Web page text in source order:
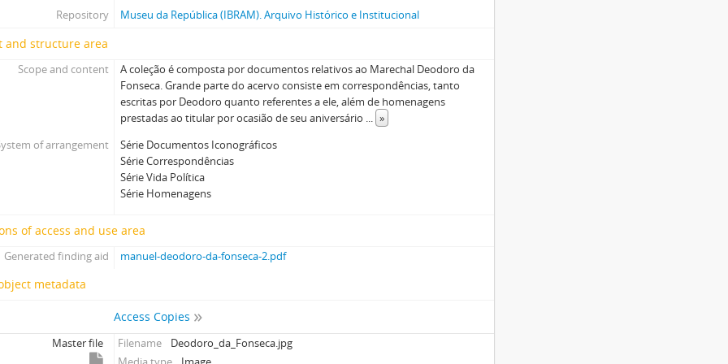
Repository
Museu da República (IBRAM). Arquivo Histórico e Institucional
and structure area
Scope and content
A coleção é composta por documentos relativos ao Marechal Deodoro da
Fonseca. Grande parte do acervo consiste em correspondências, tanto
escritas por Deodoro quanto referentes a ele, além de homenagens
prestadas ao titular por ocasião de seu aniversário ... »
of arrangement
Série Documentos Iconográficos
Série Correspondências
Série Vida Política
Série Homenagens
of access and use area
Generated finding aid manuel-deodoro-da-fonseca-2.pdf
metadata
Access Copies
Master file Filename
Deodoro_da_Fonseca.jpg